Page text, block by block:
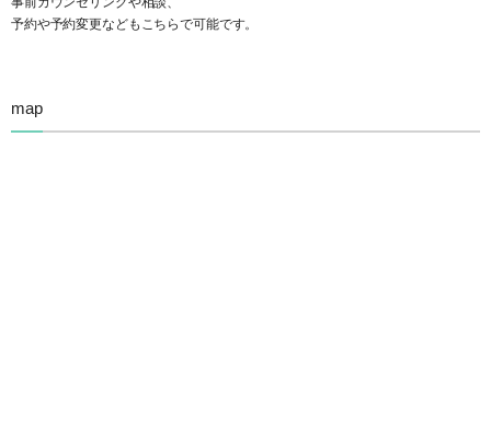
予約や予約変更などもこちらで可能です。
map